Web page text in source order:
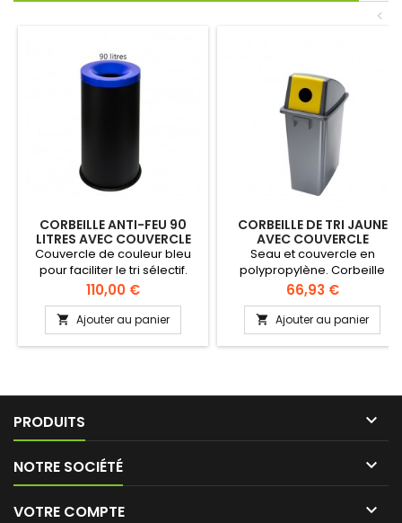
<
CORBEILLE ANTI-FEU 90
LITRES AVEC COUVERCLE
BLEU
Couvercle de couleur bleu
pour faciliter le tri sélectif.
Tête antifeu, arrête la
combustion et évite la
propagation du feu. Base en
caoutchouc. Certifié par le
CNPP.
Prix
110,00 €
 Ajouter au panier
CORBEILLE DE TRI JAUNE
AVEC COUVERCLE
OUVERTURE FRONTALE 60
LITRES
Seau et couvercle en
polypropylène. Corbeille
grise avec poignées
intégrées. Conception
compacte pour une parfaire
disposition dans les petits
espaces. Facile à nettoyer et
Prix
66,93 €
 Ajouter au panier
PRODUITS 
NOTRE SOCIÉTÉ 
VOTRE COMPTE 